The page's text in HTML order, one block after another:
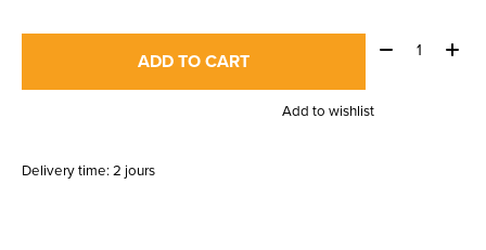
ADD TO CART
Quantity:
Add to wishlist
Delivery time: 2 jours